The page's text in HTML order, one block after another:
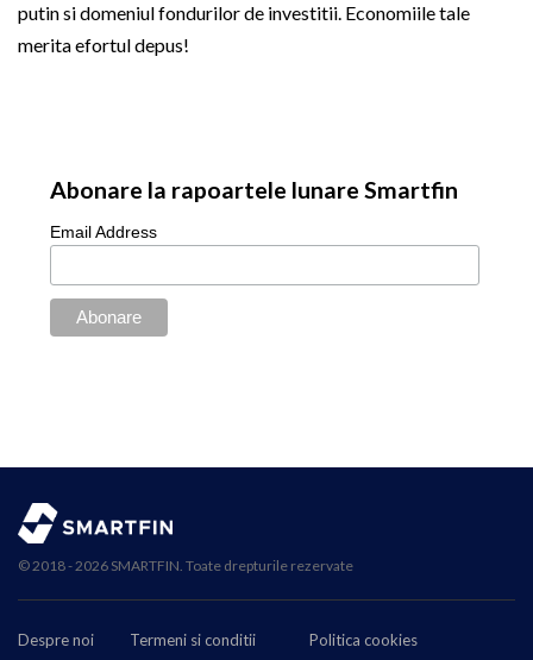
putin si domeniul fondurilor de investitii. Economiile tale
merita efortul depus!
Abonare la rapoartele lunare Smartfin
Email Address
© 2018 - 2026 SMARTFIN. Toate drepturile rezervate
Despre noi Termeni si conditii Politica cookies